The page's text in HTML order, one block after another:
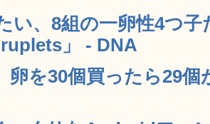
い、8組の一卵性4つ
」 - DNA
卵を30個買ったら29